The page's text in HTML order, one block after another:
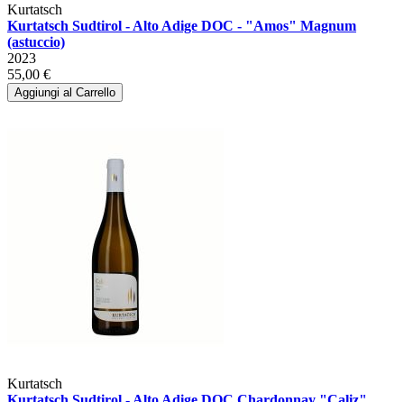
Kurtatsch
Kurtatsch Sudtirol - Alto Adige DOC - "Amos" Magnum
(astuccio)
2023
55,00 €
Aggiungi al Carrello
Kurtatsch